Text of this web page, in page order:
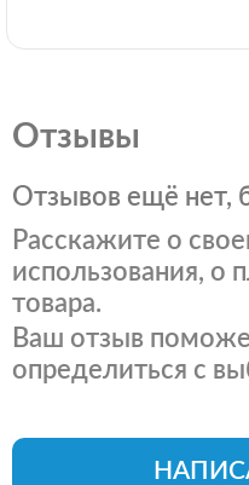
Отзывы
Отзывов ещё нет,
Расскажите о
использования, о
товара.
Ваш отзыв
определиться с